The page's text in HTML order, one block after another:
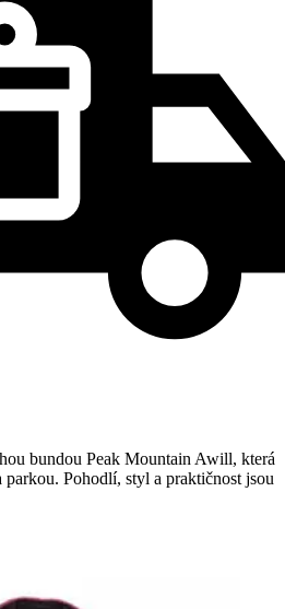
bundou Peak Mountain Awill, která
parkou. Pohodlí, styl a praktičnost jsou